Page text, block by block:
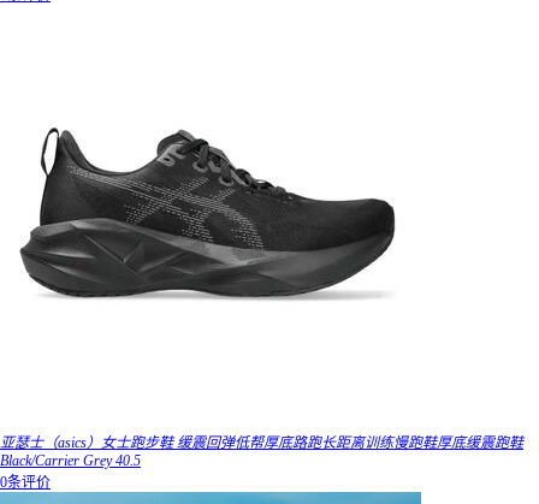
亚瑟士（asics）女士跑步鞋 缓震回弹低帮厚底路跑长距离训练慢跑鞋厚底缓震跑鞋
Black/Carrier Grey 40.5
0条评价